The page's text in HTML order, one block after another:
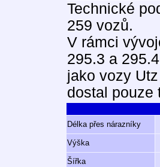
Technické
259 vozů.
V rámci
295.3 a
jako vozy
dostal pouze
Délka přes nárazníky
Výška
Šířka